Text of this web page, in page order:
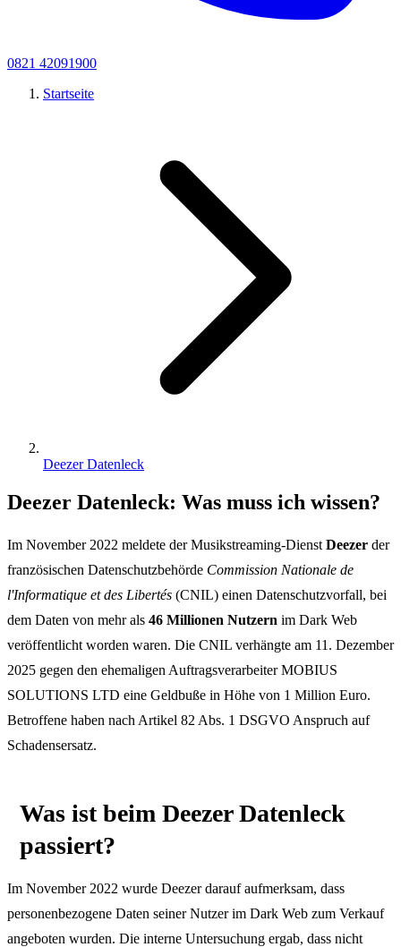
0821 42091900
Startseite
Deezer Datenleck
Deezer Datenleck: Was muss ich wissen?
Im November 2022 meldete der Musikstreaming-Dienst Deezer der
französischen Datenschutzbehörde Commission Nationale de
l'Informatique et des Libertés (CNIL) einen Datenschutzvorfall, bei
dem Daten von mehr als 46 Millionen Nutzern im Dark Web
veröffentlicht worden waren. Die CNIL verhängte am 11. Dezember
2025 gegen den ehemaligen Auftragsverarbeiter MOBIUS
SOLUTIONS LTD eine Geldbuße in Höhe von 1 Million Euro.
Betroffene haben nach Artikel 82 Abs. 1 DSGVO Anspruch auf
Schadensersatz.
Was ist beim Deezer Datenleck
passiert?
Im November 2022 wurde Deezer darauf aufmerksam, dass
personenbezogene Daten seiner Nutzer im Dark Web zum Verkauf
angeboten wurden. Die interne Untersuchung ergab, dass nicht